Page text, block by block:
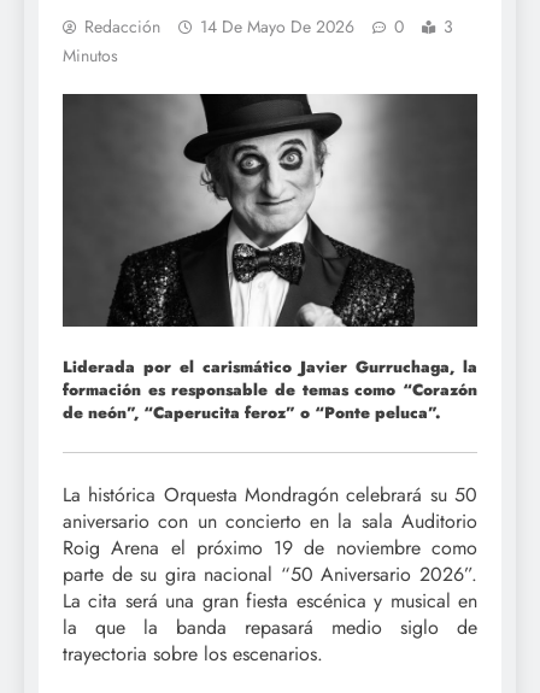
Redacción 14 De Mayo De 2026 0
3
Minutos
Liderada por el carismático Javier Gurruchaga, la
formación es responsable de temas como “Corazón
de neón”, “Caperucita feroz” o “Ponte peluca”.
La histórica Orquesta Mondragón celebrará su 50
aniversario con un concierto en la sala Auditorio
Roig Arena el próximo 19 de noviembre como
parte de su gira nacional “50 Aniversario 2026”.
La cita será una gran fiesta escénica y musical en
la que la banda repasará medio siglo de
trayectoria sobre los escenarios.